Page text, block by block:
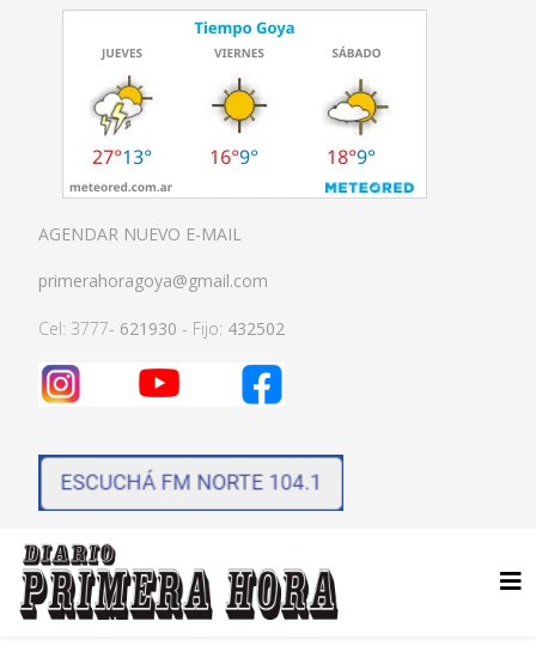
AGENDAR NUEVO E-MAIL
primerahoragoya@gmail.com
Cel: 3777- 621930 - Fijo: 432502